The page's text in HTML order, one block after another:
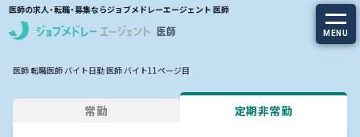
医師の求人・転職・募集ならジョブメドレーエージェント 医師
MENU
求人を探す
常勤の求人
医師 転職医師 バイト日勤 医師 バイト11ページ目
常勤 定期非常勤